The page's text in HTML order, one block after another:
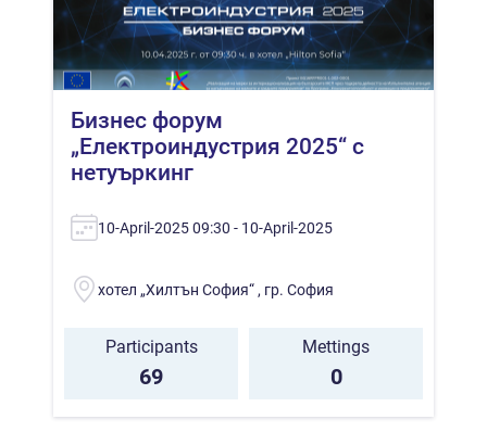
Бизнес форум
„Електроиндустрия 2025“ с
нетуъркинг
10-April-2025 09:30 - 10-April-2025
хотел „Хилтън София“ , гр. София
Participants
69
Mettings
0